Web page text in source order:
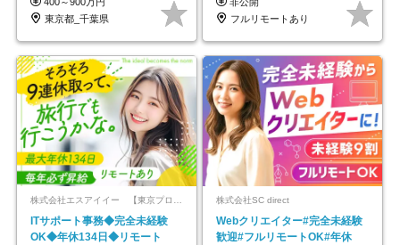
東京都_千葉県
フルリモートあり
ITサポート事務◆完全未経験
OK◆年休134日◆リモート
株式会社SC direct
Webクリエイター#完全未経験
歓迎#フルリモートOK#年休